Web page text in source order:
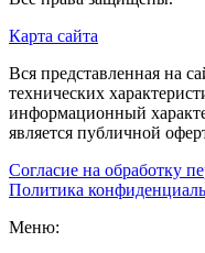
Карта сайта
Вся представленная на
технических
информационный
является публичной
Согласие на обработку
Политика
Меню: